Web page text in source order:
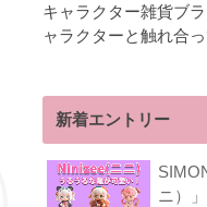
キャラクター雑貨ブ
ャラクターと触れ合
新着エントリー
ニ）